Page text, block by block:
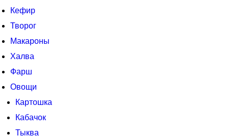
Кефир
Творог
Макароны
Халва
Фарш
Овощи
Картошка
Кабачок
Тыква